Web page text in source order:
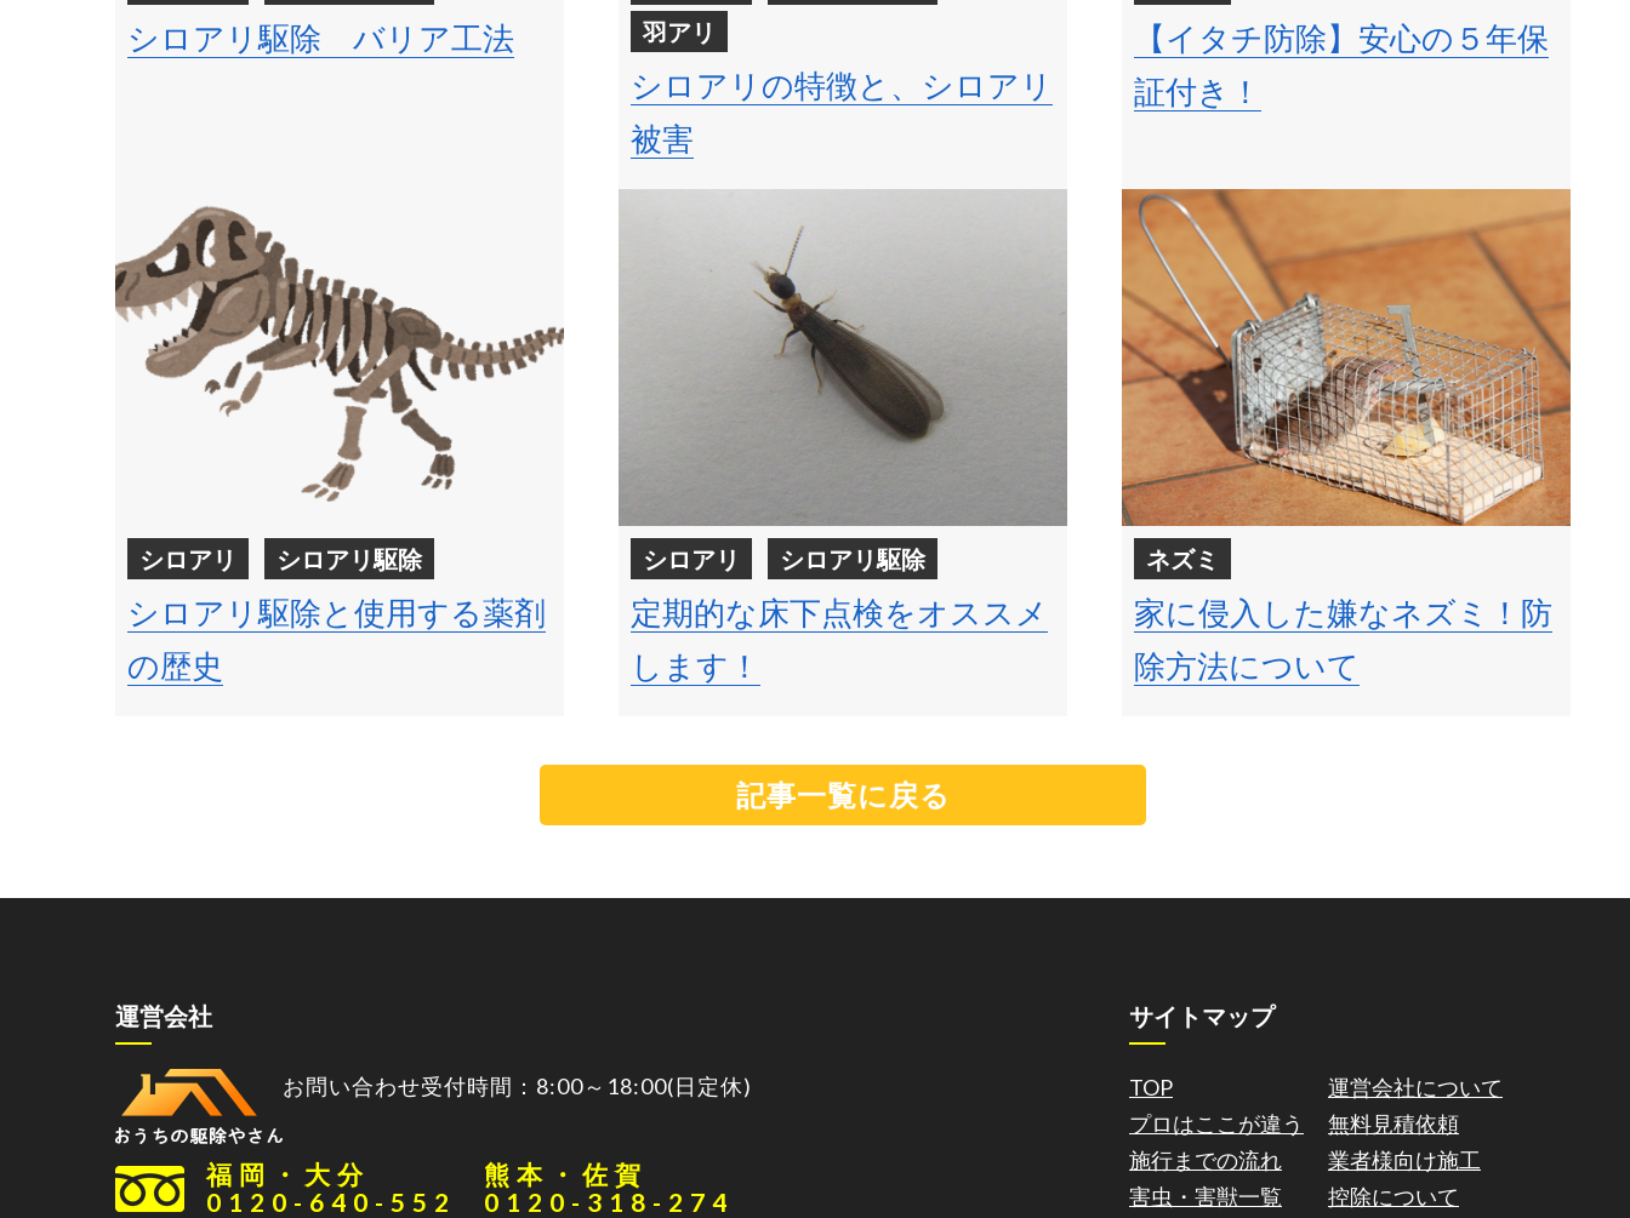
シロアリ駆除 バリア工法
羽アリ
シロアリの特徴と、シロアリ
被害
【イタチ防除】安心の５年保
証付き！
シロアリ シロアリ駆除
シロアリ駆除と使用する薬剤
の歴史
シロアリ シロアリ駆除
定期的な床下点検をオススメ
します！
ネズミ
家に侵入した嫌なネズミ！防
除方法について
記事一覧に戻る
運営会社
お問い合わせ受付時間：8:00～18:00(日定休)
福岡・大分
0120-640-552
熊本・佐賀
0120-318-274
サイトマップ
TOP
プロはここが違う
施行までの流れ
害虫・害獣一覧
運営会社について
無料見積依頼
業者様向け施工
控除について